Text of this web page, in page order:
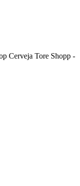
Cerveja Tore Shopp -